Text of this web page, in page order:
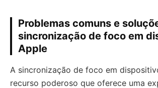
Problemas comuns e
sincronização de foco em
Apple
A sincronização de foco em
recurso poderoso que oferece uma